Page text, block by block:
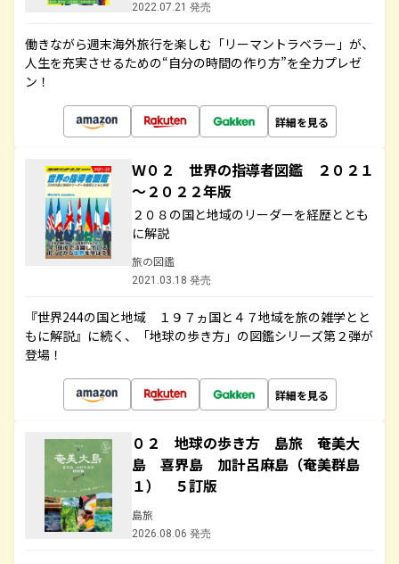
2022.07.21 発売
働きながら週末海外旅行を楽しむ「リーマントラベラー」が、
人生を充実させるための“自分の時間の作り方”を全力プレゼ
ン！
詳細を見る
Ｗ０２ 世界の指導者図鑑 ２０２１
～２０２２年版
２０８の国と地域のリーダーを経歴ととも
に解説
旅の図鑑
2021.03.18 発売
『世界244の国と地域 １９７ヵ国と４７地域を旅の雑学とと
もに解説』に続く、「地球の歩き方」の図鑑シリーズ第２弾が
登場！
詳細を見る
０２ 地球の歩き方 島旅 奄美大
島 喜界島 加計呂麻島（奄美群島
１） ５訂版
島旅
2026.08.06 発売